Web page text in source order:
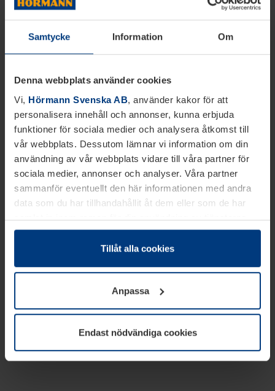
Samtycke Information Om
Denna webbplats använder cookies
Vi, Hörmann Svenska AB, använder kakor för att
personalisera innehåll och annonser, kunna erbjuda
funktioner för sociala medier och analysera åtkomst till
vår webbplats. Dessutom lämnar vi information om din
användning av vår webbplats vidare till våra partner för
sociala medier, annonser och analyser. Våra partner
sammanför eventuellt den här informationen med andra
data som du har tillhandahållit åt dem eller som de har
samlat in inom ramen för din användning av tjänsterna.
Juridiskt kan vi lagra kakor på din enhet, om de är
absolut nödvändiga för driften av den här webbplatsen.
godkännande kan du när som helst ändra eller återkalla i
informationen om kakor underDataskyddsförklaring
vår webbplats.
Tillåt alla cookies
Anpassa
Endast nödvändiga cookies